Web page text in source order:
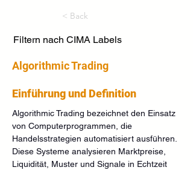
< Back
Filtern nach CIMA Labels
Algorithmic Trading
Einführung und Definition
Algorithmic Trading bezeichnet den Einsatz
von Computerprogrammen, die
Handelsstrategien automatisiert ausführen.
Diese Systeme analysieren Marktpreise,
Liquidität, Muster und Signale in Echtzeit